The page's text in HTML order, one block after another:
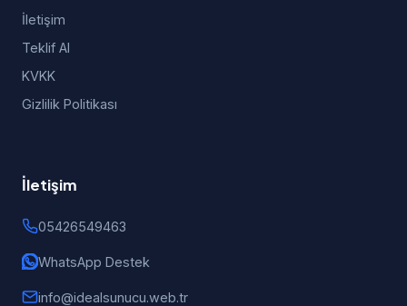
İletişim
Teklif Al
KVKK
Gizlilik Politikası
İletişim
05426549463
WhatsApp Destek
info@idealsunucu.web.tr